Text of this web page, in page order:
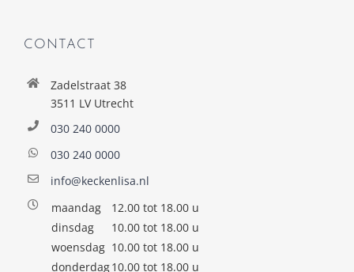
CONTACT
Zadelstraat 38
3511 LV Utrecht
030 240 0000
030 240 0000
info@keckenlisa.nl
maandag
12.00 tot 18.00 u
dinsdag
10.00 tot 18.00 u
woensdag 10.00 tot 18.00 u
donderdag10.00 tot 18.00 u